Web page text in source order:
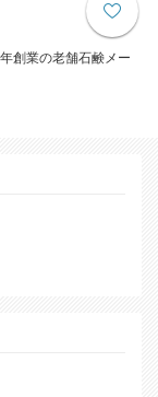
創業の老舗石鹸メー